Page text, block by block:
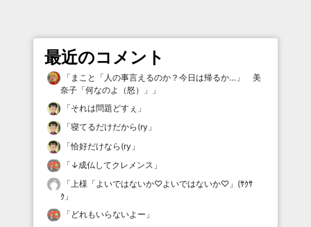
最近のコメント
「 まこと「人の事言えるのか？今日は帰るか…」 美
奈子「何なのよ（怒）」
」
「それは問題どすぇ 」
「寝てるだけだから(ry 」
「恰好だけなら(ry 」
「 ↓成仏してクレメンス 」
「 上様「よいではないか♡よいではないか♡」(ｻｸｻ
ｸ 」
「 どれもいらないよー 」